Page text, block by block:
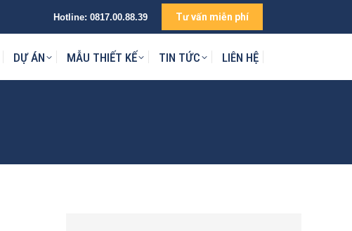
Hotline: 0817.00.88.39 Tư vấn miễn phí
DỰ ÁN MẪU THIẾT KẾ TIN TỨC LIÊN HỆ
LIÊN HỆ